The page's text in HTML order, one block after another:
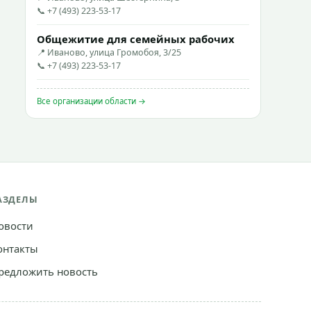
📞 +7 (493) 223-53-17
Общежитие для семейных рабочих
📍 Иваново, улица Громобоя, 3/25
📞 +7 (493) 223-53-17
Все организации области →
новость